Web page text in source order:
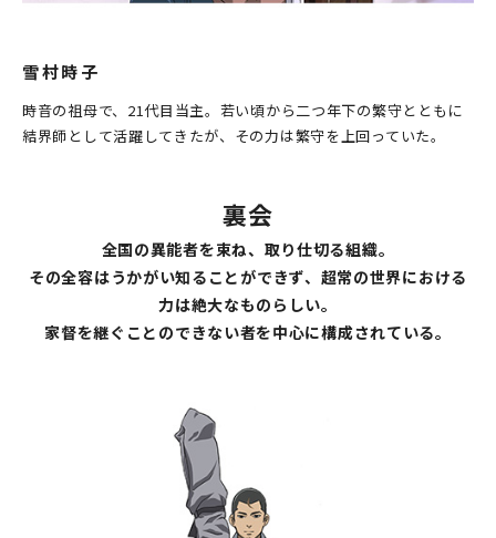
雪村時子
時音の祖母で、21代目当主。若い頃から二つ年下の繁守とともに
結界師として活躍してきたが、その力は繁守を上回っていた。
裏会
全国の異能者を束ね、取り仕切る組織。
その全容はうかがい知ることができず、超常の世界における
力は絶大なものらしい。
家督を継ぐことのできない者を中心に構成されている。